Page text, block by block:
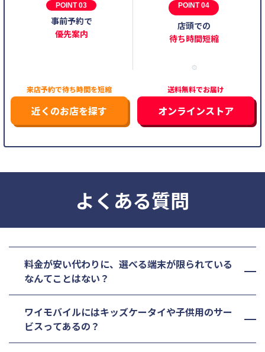
POINT 03
事前予約で
優先案内
POINT 04
店頭での
待ち時間短縮
来店予約で待ち時間を短縮
近くのお店を探す
送料無料でお届け
オンラインストア
よくある質問
料金が安い代わりに、選べる端末が限られている
なんてことはない？
ワイモバイルにはキッズケータイや子供用のサー
ビスってあるの？